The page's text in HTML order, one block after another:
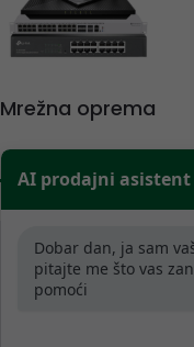
Mrežna oprema
AI prodajni asistent
Dobar dan, ja sam
pitajte me što vas
pomoći